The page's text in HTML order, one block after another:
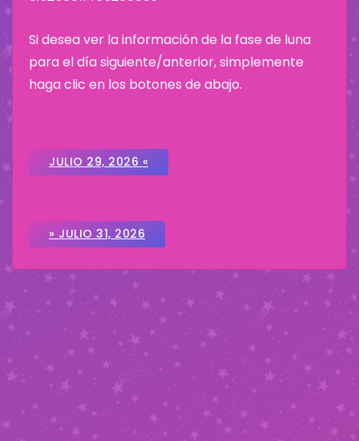
Si desea ver la información de la fase de luna
para el día siguiente/anterior, simplemente
haga clic en los botones de abajo.
JULIO 29, 2026 «
» JULIO 31, 2026